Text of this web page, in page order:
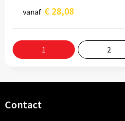
vanaf € 28,08
1 2
Contact